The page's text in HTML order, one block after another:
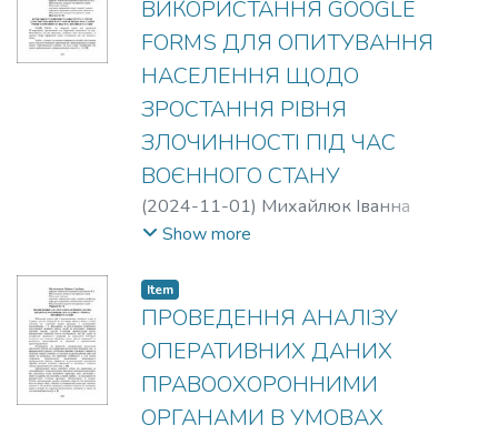
ВИКОРИСТАННЯ GOOGLE
FORMS ДЛЯ ОПИТУВАННЯ
НАСЕЛЕННЯ ЩОДО
ЗРОСТАННЯ РІВНЯ
ЗЛОЧИННОСТІ ПІД ЧАС
ВОЄННОГО СТАНУ
(2024-11-01) Михайлюк Іванна
Олександрівна
Show more
Item
ПРОВЕДЕННЯ АНАЛІЗУ
ОПЕРАТИВНИХ ДАНИХ
ПРАВООХОРОННИМИ
ОРГАНАМИ В УМОВАХ